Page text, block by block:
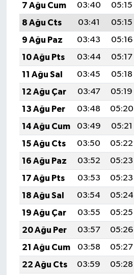
7 Ağu Cum
03:40 05:15
8 Ağu Cts
03:41 05:15
9 Ağu Paz
03:43 05:16
10 Ağu Pts
03:44 05:17
11 Ağu Sal
03:45 05:18
12 Ağu Çar
03:47 05:19
13 Ağu Per
03:48 05:20
14 Ağu Cum
03:49 05:21
15 Ağu Cts
03:50 05:22
16 Ağu Paz
03:52 05:23
17 Ağu Pts
03:53 05:23
18 Ağu Sal
03:54 05:24
19 Ağu Çar
03:55 05:25
20 Ağu Per
03:57 05:26
21 Ağu Cum
03:58 05:27
22 Ağu Cts
03:59 05:28